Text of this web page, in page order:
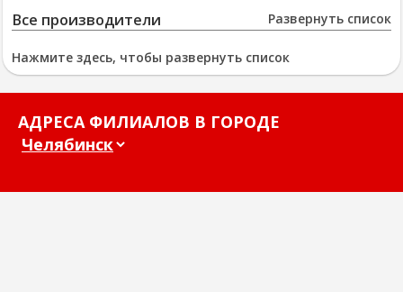
Развернуть список
Все производители
Нажмите здесь, чтобы развернуть список
АДРЕСА ФИЛИАЛОВ В ГОРОДЕ